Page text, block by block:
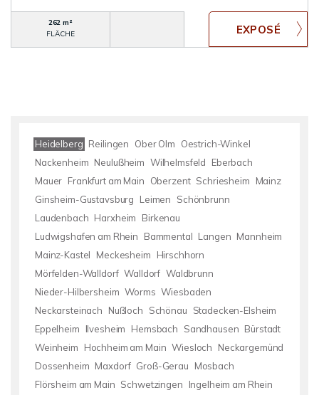
262 m²
FLÄCHE
Heidelberg Reilingen Ober Olm
Oestrich-Winkel
Nackenheim Neulußheim Wilhelmsfeld
Eberbach
Mauer Frankfurt am Main Oberzent Schriesheim
Mainz
Ginsheim-Gustavsburg
Leimen
Schönbrunn
Laudenbach Harxheim
Birkenau
Ludwigshafen am Rhein
Bammental Langen Mannheim
Mainz-Kastel
Meckesheim
Hirschhorn
Mörfelden-Walldorf Walldorf Waldbrunn
Nieder-Hilbersheim Worms Wiesbaden
Neckarsteinach
Nußloch Schönau
Stadecken-Elsheim
Eppelheim
Ilvesheim Hemsbach Sandhausen Bürstadt
Weinheim
Hochheim am Main Wiesloch
Neckargemünd
Dossenheim Maxdorf Groß-Gerau
Mosbach
Flörsheim am Main Schwetzingen
Ingelheim am Rhein